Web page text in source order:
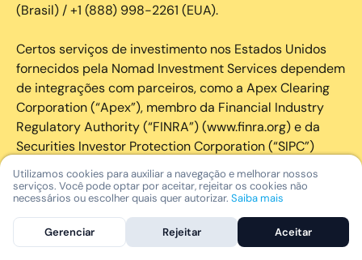
(Brasil) / +1 (888) 998-2261 (EUA).
Certos serviços de investimento nos Estados Unidos
fornecidos pela Nomad Investment Services dependem
de integrações com parceiros, como a Apex Clearing
Corporation (“Apex”), membro da Financial Industry
Regulatory Authority (“FINRA”) (www.finra.org) e da
Securities Investor Protection Corporation (“SIPC”)
(https://www.sipc.org/).
A SIPC protege os valores mobiliários de clientes de
seus membros em até US$ 250.000,00 para
reclamações de dinheiro. Brochura explicativa
Utilizamos cookies para auxiliar a navegação e melhorar nossos
serviços. Você pode optar por aceitar, rejeitar os cookies não
necessários ou escolher quais quer autorizar. Saiba mais
Gerenciar Rejeitar Aceitar